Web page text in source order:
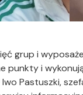
grup i
punkty i
Pastuszki,